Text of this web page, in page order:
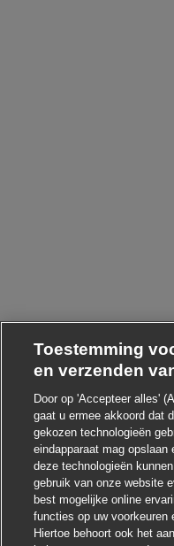
Toestemming
en verzenden
Door op 'Accepteer alles'
gaat u ermee akkoord dat
gekozen technologieën
eindapparaat mag
deze technologieën
gebruik van onze website
best mogelijke online
functies op uw
Hiertoe behoort ook het
Hoi ! Heb je interesse in
Ik ben
Soortgelijke banen